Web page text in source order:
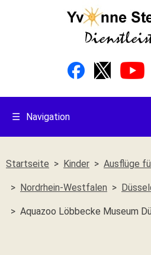
☰ Navigation
Startseite Kinder Ausflüge
Nordrhein-Westfalen
Aquazoo Löbbecke Museum